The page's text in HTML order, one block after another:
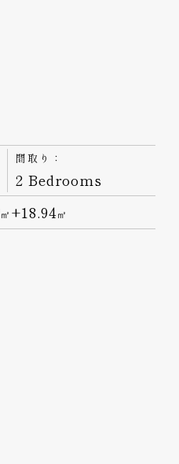
間取り：
2 Bedrooms
㎡ +18.94㎡